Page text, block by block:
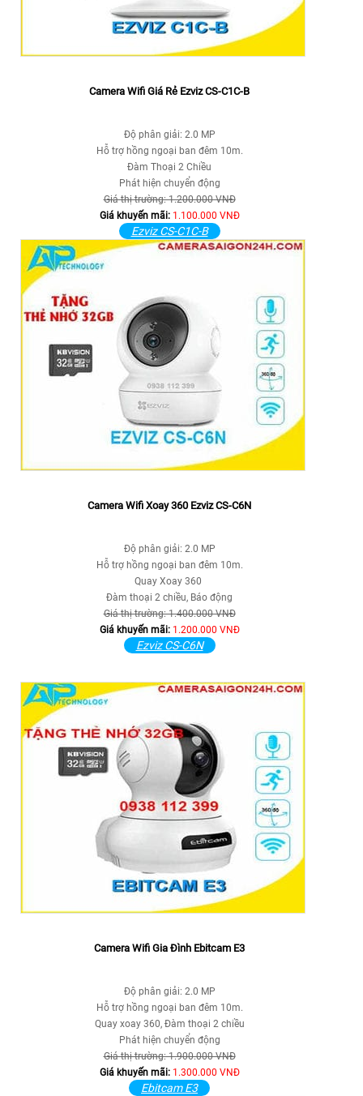
Camera Wifi Giá Rẻ Ezviz CS-C1C-B
Độ phân giải: 2.0 MP
Hỗ trợ hồng ngoại ban đêm 10m.
Đàm Thoại 2 Chiều
Phát hiện chuyển động
Giá thị trường: 1.200.000 VNĐ
Giá khuyến mãi: 1.100.000 VNĐ
Ezviz CS-C1C-B
Camera Wifi Xoay 360 Ezviz CS-C6N
Độ phân giải: 2.0 MP
Hỗ trợ hồng ngoại ban đêm 10m.
Quay Xoay 360
Đàm thoại 2 chiều, Báo động
Giá thị trường: 1.400.000 VNĐ
Giá khuyến mãi: 1.200.000 VNĐ
Ezviz CS-C6N
Camera Wifi Gia Đình Ebitcam E3
Độ phân giải: 2.0 MP
Hỗ trợ hồng ngoại ban đêm 10m.
Quay xoay 360, Đàm thoại 2 chiều
Phát hiện chuyển động
Giá thị trường: 1.900.000 VNĐ
Giá khuyến mãi: 1.300.000 VNĐ
Ebitcam E3